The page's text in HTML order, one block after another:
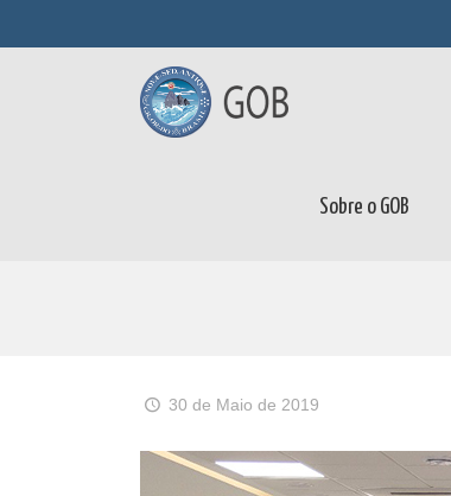
Sobre o GOB
30 de Maio de 2019